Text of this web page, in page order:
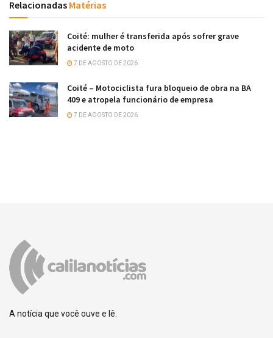
Relacionadas Matérias
Coité: mulher é transferida após sofrer grave
acidente de moto
7 DE AGOSTO DE 2026
Coité – Motociclista fura bloqueio de obra na BA
409 e atropela funcionário de empresa
7 DE AGOSTO DE 2026
A notícia que você ouve e lê.